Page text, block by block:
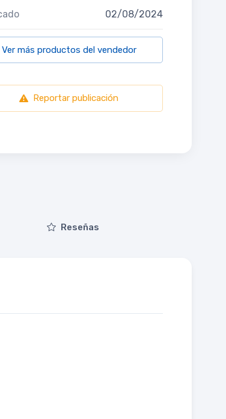
02/08/2024
Ver más productos del vendedor
Reportar publicación
Reseñas